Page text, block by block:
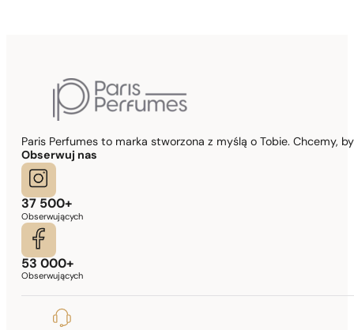
Paris Perfumes to marka stworzona z myślą o Tobie. Chcemy,
Obserwuj nas
37 500+
Obserwujących
53 000+
Obserwujących